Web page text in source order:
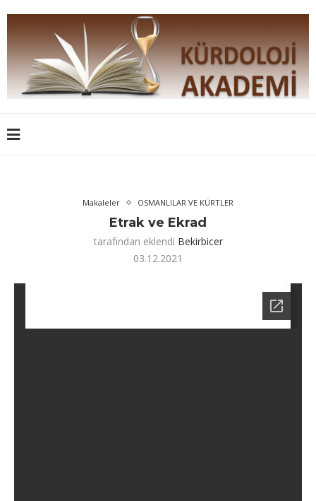
Makaleler OSMANLILAR VE KÜRTLER
Etrak ve Ekrad
tarafından eklendi Bekirbicer
03.12.2021